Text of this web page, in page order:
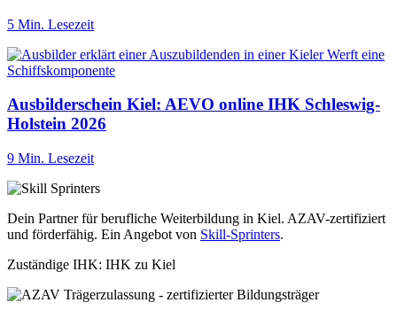
5 Min. Lesezeit
Ausbilderschein Kiel: AEVO online IHK Schleswig-
Holstein 2026
9 Min. Lesezeit
Dein Partner für berufliche Weiterbildung in Kiel. AZAV-zertifiziert
und förderfähig. Ein Angebot von Skill-Sprinters.
Zuständige IHK: IHK zu Kiel